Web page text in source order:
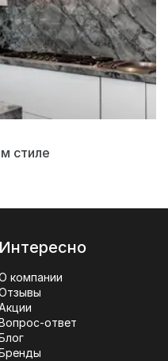
стиле
Интересно
компании
ответ